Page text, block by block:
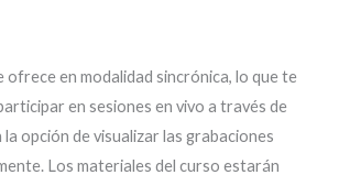
ofrece en modalidad sincrónica, lo que te
en sesiones en vivo a través de
la opción de visualizar las grabaciones
Los materiales del curso estarán